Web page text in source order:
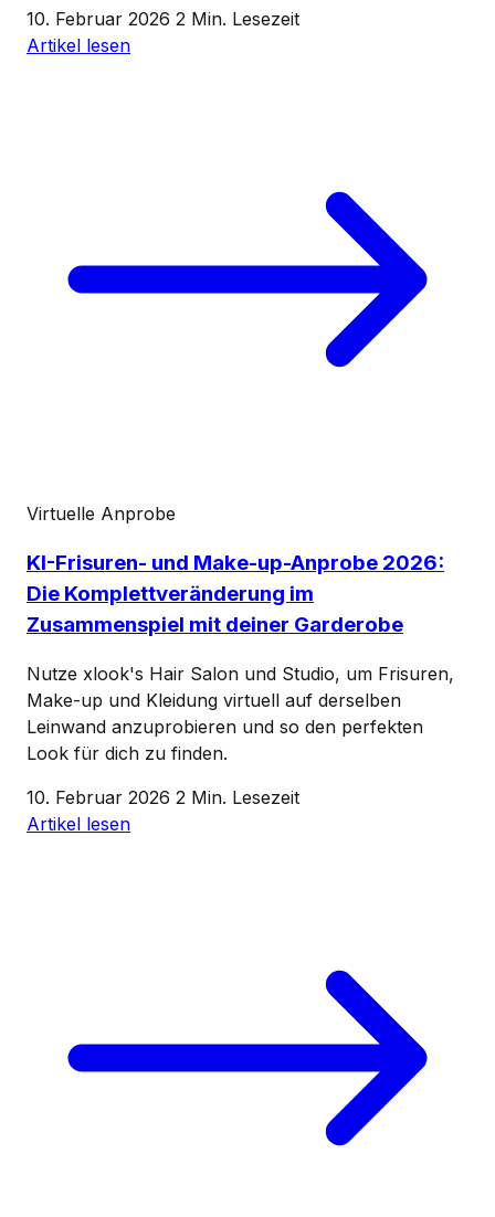
10. Februar 2026 2 Min. Lesezeit
Artikel lesen
Virtuelle Anprobe
KI-Frisuren- und Make-up-Anprobe 2026:
Die Komplettveränderung im
Zusammenspiel mit deiner Garderobe
Nutze xlook's Hair Salon und Studio, um Frisuren,
Make-up und Kleidung virtuell auf derselben
Leinwand anzuprobieren und so den perfekten
Look für dich zu finden.
10. Februar 2026 2 Min. Lesezeit
Artikel lesen